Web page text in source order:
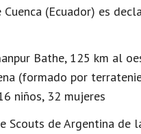
(Ecuador) es
Bathe, 125 km al
(formado por
niños, 32 mujeres
Scouts de Argentina